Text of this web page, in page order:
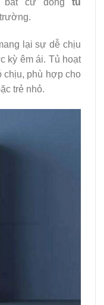
bất cứ dòng tủ
lại sự dễ chịu
kỳ êm ái. Tủ hoạt
chịu, phù hợp cho
trẻ nhỏ.